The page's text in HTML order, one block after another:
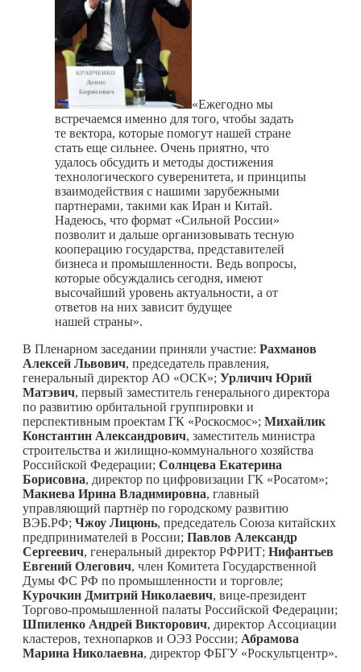
«Ежегодно мы
встречаемся именно для того, чтобы задать
те вектора, которые помогут нашей стране
стать еще сильнее. Очень приятно, что
удалось обсудить и методы достижения
технологического суверенитета, и принципы
взаимодействия с нашими зарубежными
партнерами, такими как Иран и Китай.
Надеюсь, что формат «Сильной России»
позволит и дальше организовывать тесную
кооперацию государства, представителей
бизнеса и промышленности. Ведь вопросы,
которые обсуждались сегодня, имеют
высочайший уровень актуальности, а от
ответов на них зависит будущее
нашей страны».
В Пленарном заседании приняли участие: Рахманов
Алексей Львович, председатель правления,
генеральный директор АО «ОСК»; Урличич Юрий
Матэвич, первый заместитель генерального директора
по развитию орбитальной группировки и
перспективным проектам ГК «Роскосмос»; Михайлик
Константин Александрович, заместитель министра
строительства и жилищно-коммунального хозяйства
Российской Федерации; Солнцева Екатерина
Борисовна, директор по цифровизации ГК «Росатом»;
Макиева Ирина Владимировна, главный
управляющий партнёр по городскому развитию
ВЭБ.РФ; Чжоу Лицюнь, председатель Союза китайских
предпринимателей в России; Павлов Александр
Сергеевич, генеральный директор РФРИТ; Нифантьев
Евгений Олегович, член Комитета Государственной
Думы ФС РФ по промышленности и торговле;
Курочкин Дмитрий Николаевич, вице-президент
Торгово-промышленной палаты Российской Федерации;
Шпиленко Андрей Викторович, директор Ассоциации
кластеров, технопарков и ОЭЗ России; Абрамова
Марина Николаевна, директор ФБГУ «Роскультцентр».